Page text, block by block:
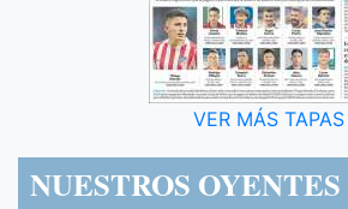
VER MÁS TAPAS
NUESTROS OYENTES